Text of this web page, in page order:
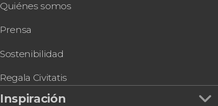
Tour astronómico por el Teide desde el sur de
Parasailing en Costa Adeje
Tenerife
Paseo en submarino por el sur de Tenerife
Escalada en Costa Adeje
Visita a la quesería Montesdeoca
Quiénes somos
Prensa
Sostenibilidad
Regala Civitatis
Inspiración